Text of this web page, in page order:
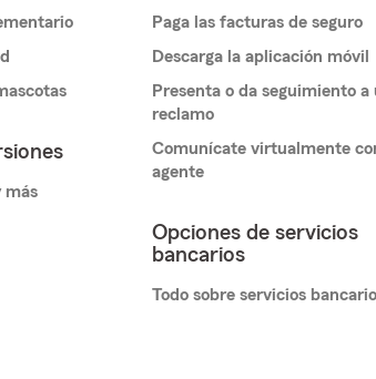
más
Paga las facturas de seguro
Descarga la aplicación móvil
Presenta o da seguimiento a
reclamo
Comunícate virtualmente
agente
Opciones de servicios
bancarios
Todo sobre servicios